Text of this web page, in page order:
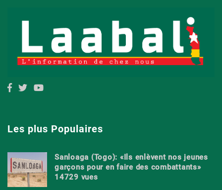
Les plus Populaires
Sanloaga (Togo): «Ils enlèvent nos jeunes
garçons pour en faire des combattants»
14729 vues